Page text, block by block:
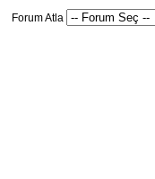
Forum Atla